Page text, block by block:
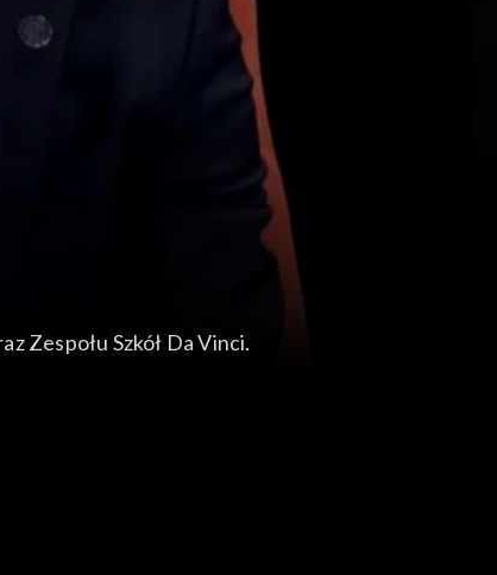
Zespołu Szkół Da Vinci.